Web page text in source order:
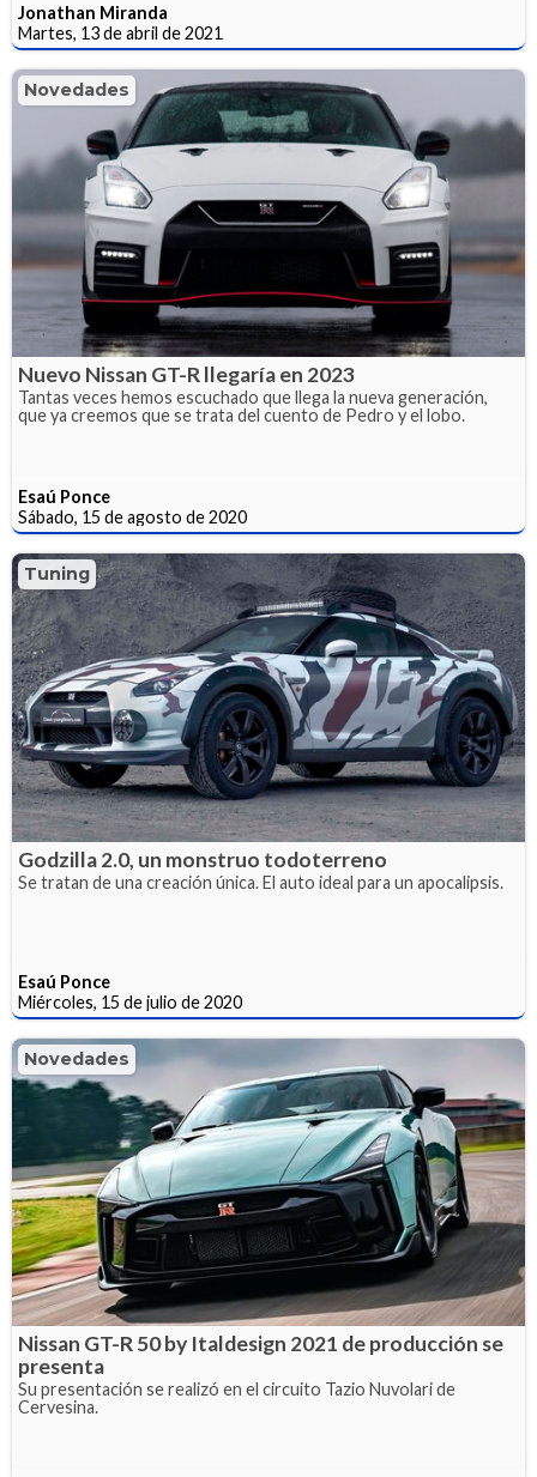
Jonathan Miranda
Martes, 13 de abril de 2021
Novedades
Nuevo Nissan GT-R llegaría en 2023
Tantas veces hemos escuchado que llega la nueva generación,
que ya creemos que se trata del cuento de Pedro y el lobo.
Esaú Ponce
Sábado, 15 de agosto de 2020
Tuning
Godzilla 2.0, un monstruo todoterreno
Se tratan de una creación única. El auto ideal para un apocalipsis.
Esaú Ponce
Miércoles, 15 de julio de 2020
Novedades
Nissan GT-R 50 by Italdesign 2021 de producción se
presenta
Su presentación se realizó en el circuito Tazio Nuvolari de
Cervesina.